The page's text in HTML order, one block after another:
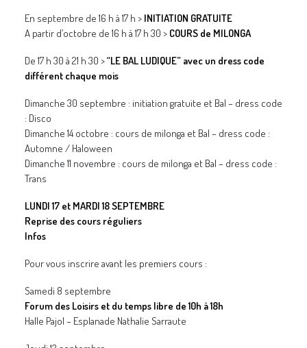
En septembre de 16 h à 17 h > INITIATION GRATUITE
A partir d’octobre de 16 h à 17 h 30 > COURS de MILONGA
De 17 h 30 à 21 h 30 >“LE BAL LUDIQUE” avec un dress code
différent chaque mois
Dimanche 30 septembre : initiation gratuite et Bal – dress code
: Disco
Dimanche 14 octobre : cours de milonga et Bal – dress code :
Automne / Haloween
Dimanche 11 novembre : cours de milonga et Bal – dress code :
Trans
LUNDI 17 et MARDI 18 SEPTEMBRE
Reprise des cours réguliers
Infos
Pour vous inscrire avant les premiers cours :
Samedi 8 septembre
Forum des Loisirs et du temps libre de 10h à 18h
Halle Pajol – Esplanade Nathalie Sarraute